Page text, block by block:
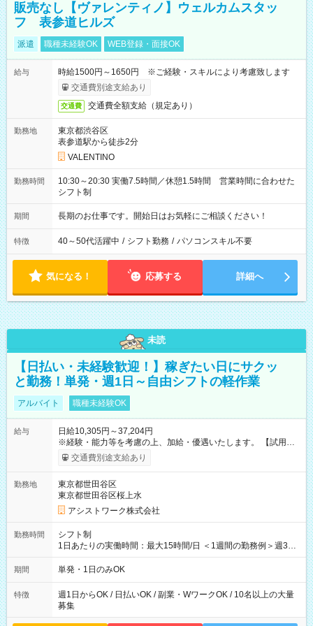
販売なし【ヴァレンティノ】ウェルカムスタッ
フ 表参道ヒルズ
派遣 職種未経験OK WEB登録・面接OK
給与
時給1500円～1650円 ※ご経験・スキルにより考慮致します
交通費別途支給あり
交通費 交通費全額支給（規定あり）
勤務地
東京都渋谷区
表参道駅から徒歩2分
VALENTINO
勤務時間
10:30～20:30 実働7.5時間／休憩1.5時間 営業時間に合わせた
シフト制
期間 長期のお仕事です。開始日はお気軽にご相談ください！
特徴 40～50代活躍中 / シフト勤務 / パソコンスキル不要
気になる！ 応募する 詳細へ
未読
【日払い・未経験歓迎！】稼ぎたい日にサクッ
と勤務！単発・週1日～自由シフトの軽作業
アルバイト 職種未経験OK
給与
日給10,305円～37,204円
※経験・能力等を考慮の上、加給・優遇いたします。 【試用期
間】試用期間なし
交通費別途支給あり
勤務地
東京都世田谷区
東京都世田谷区桜上水
アシストワーク株式会社
勤務時間
シフト制
1日あたりの実働時間：最大15時間/日 ＜1週間の勤務例＞週3回
勤務 勤務：月・水・金 休み：火・木・土・日 好きな時にお仕事
可能です！ ※1日あたりの最大実働時間は日勤、夜勤共に勤務し
期間 単発・1日のみOK
特徴
週1日からOK / 日払いOK / 副業・WワークOK / 10名以上の大量
募集